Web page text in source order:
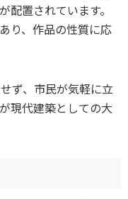
配置されています。
り、作品の性質に応
ず、市民が気軽に立
現代建築としての大